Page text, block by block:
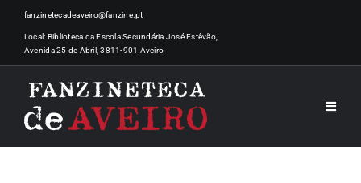
Skip
content
fanzinetecadeaveiro@fanzine.pt
Local: Biblioteca da Escola Secundária José Estêvão,
Avenida 25 de Abril, 3811-901 Aveiro
Toggle